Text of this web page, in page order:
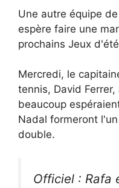
Une autre équipe
espère faire une
prochains Jeux
Mercredi, le
tennis, David
beaucoup
Nadal formeront
double.
Officiel : Rafa